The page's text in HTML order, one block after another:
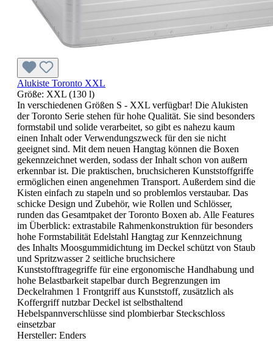
Alukiste Toronto XXL
Größe: XXL (130 l)
In verschiedenen Größen S - XXL verfügbar! Die Alukisten
der Toronto Serie stehen für hohe Qualität. Sie sind besonders
formstabil und solide verarbeitet, so gibt es nahezu kaum
einen Inhalt oder Verwendungszweck für den sie nicht
geeignet sind. Mit dem neuen Hangtag können die Boxen
gekennzeichnet werden, sodass der Inhalt schon von außern
erkennbar ist. Die praktischen, bruchsicheren Kunststoffgriffe
ermöglichen einen angenehmen Transport. Außerdem sind die
Kisten einfach zu stapeln und so problemlos verstaubar. Das
schicke Design und Zubehör, wie Rollen und Schlösser,
runden das Gesamtpaket der Toronto Boxen ab. Alle Features
im Überblick: extrastabile Rahmenkonstruktion für besonders
hohe Formstabilität Edelstahl Hangtag zur Kennzeichnung
des Inhalts Moosgummidichtung im Deckel schützt von Staub
und Spritzwasser 2 seitliche bruchsichere
Kunststofftragegriffe für eine ergonomische Handhabung und
hohe Belastbarkeit stapelbar durch Begrenzungen im
Deckelrahmen 1 Frontgriff aus Kunststoff, zusätzlich als
Koffergriff nutzbar Deckel ist selbsthaltend
Hebelspannverschlüsse sind plombierbar Steckschloss
einsetzbar
Hersteller: Enders